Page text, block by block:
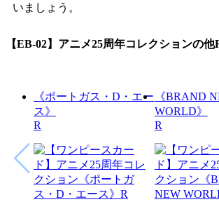
いましょう。
【EB-02】アニメ25周年コレクションの他
《ポートガス・D・エー
ス》
R
《BRAND
WORLD》
R